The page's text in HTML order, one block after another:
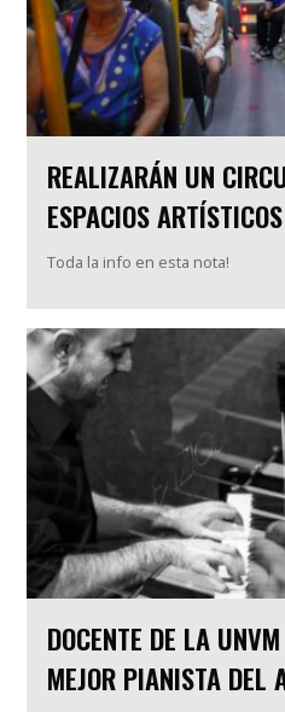
REALIZARÁN UN
ESPACIOS
Toda la info en esta nota!
DOCENTE DE LA
MEJOR PIANISTA DEL